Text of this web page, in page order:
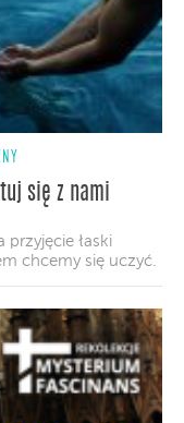
się z nami
przyjęcie łaski
chcemy się uczyć.